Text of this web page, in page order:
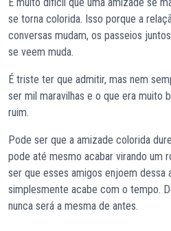
se torna colorida. Isso porque a
conversas mudam, os passeios
se veem muda.
É triste ter que admitir, mas nem
ser mil maravilhas e o que era muito
ruim.
Pode ser que a amizade colorida
pode até mesmo acabar virando um
ser que esses amigos enjoem dessa
simplesmente acabe com o tempo.
nunca será a mesma de antes.